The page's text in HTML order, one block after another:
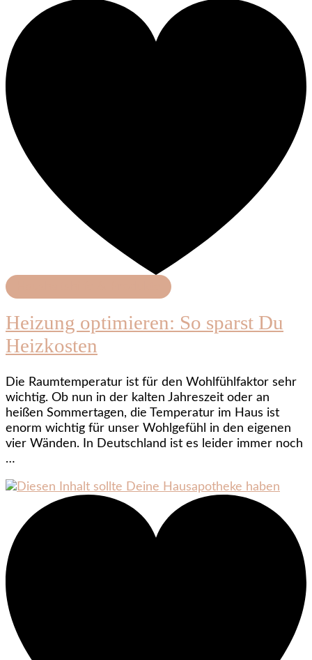
Heizung optimieren: So sparst Du
Heizkosten
Die Raumtemperatur ist für den Wohlfühlfaktor sehr
wichtig. Ob nun in der kalten Jahreszeit oder an
heißen Sommertagen, die Temperatur im Haus ist
enorm wichtig für unser Wohlgefühl in den eigenen
vier Wänden. In Deutschland ist es leider immer noch
…